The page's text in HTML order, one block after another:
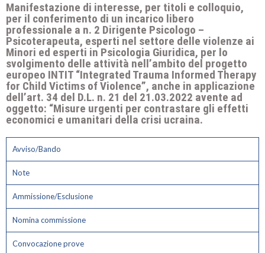
Manifestazione di interesse, per titoli e colloquio,
per il conferimento di un incarico libero
professionale a n. 2 Dirigente Psicologo –
Psicoterapeuta, esperti nel settore delle violenze ai
Minori ed esperti in Psicologia Giuridica, per lo
svolgimento delle attività nell’ambito del progetto
europeo INTIT “Integrated Trauma Informed Therapy
for Child Victims of Violence”, anche in applicazione
dell’art. 34 del D.L. n. 21 del 21.03.2022 avente ad
oggetto: “Misure urgenti per contrastare gli effetti
economici e umanitari della crisi ucraina.
Avviso/Bando
Note
Ammissione/Esclusione
Nomina commissione
Convocazione prove